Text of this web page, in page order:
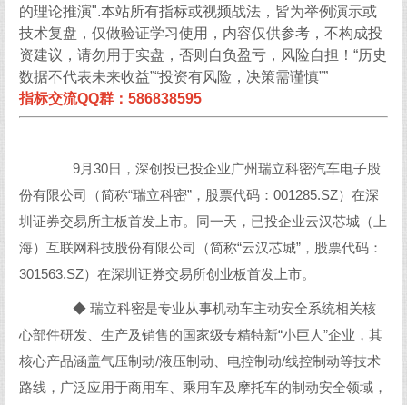
的理论推演".本站所有指标或视频战法，皆为举例演示或
技术复盘，仅做验证学习使用，内容仅供参考，不构成投
资建议，请勿用于实盘，否则自负盈亏，风险自担！“历史
数据不代表未来收益”“投资有风险，决策需谨慎””
指标交流QQ群：586838595
9月30日，深创投已投企业广州瑞立科密汽车电子股
份有限公司（简称“瑞立科密”，股票代码：001285.SZ）在深
圳证券交易所主板首发上市。同一天，已投企业云汉芯城（上
海）互联网科技股份有限公司（简称“云汉芯城”，股票代码：
301563.SZ）在深圳证券交易所创业板首发上市。
◆ 瑞立科密是专业从事机动车主动安全系统相关核
心部件研发、生产及销售的国家级专精特新“小巨人”企业，其
核心产品涵盖气压制动/液压制动、电控制动/线控制动等技术
路线，广泛应用于商用车、乘用车及摩托车的制动安全领域，